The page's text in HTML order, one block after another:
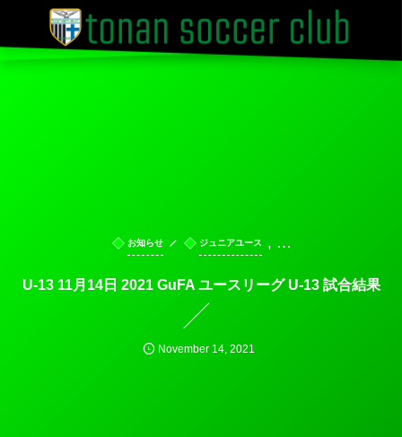
お知らせ ジュニアユース , …
U-13 11月14日 2021 GuFA ユースリーグ U-13 試合結果
November 14 ,2021